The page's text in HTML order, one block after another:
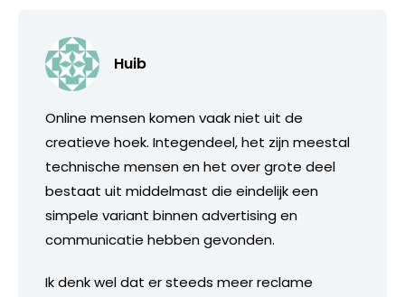
Huib
Online mensen komen vaak niet uit de
creatieve hoek. Integendeel, het zijn meestal
technische mensen en het over grote deel
bestaat uit middelmast die eindelijk een
simpele variant binnen advertising en
communicatie hebben gevonden.
Ik denk wel dat er steeds meer reclame